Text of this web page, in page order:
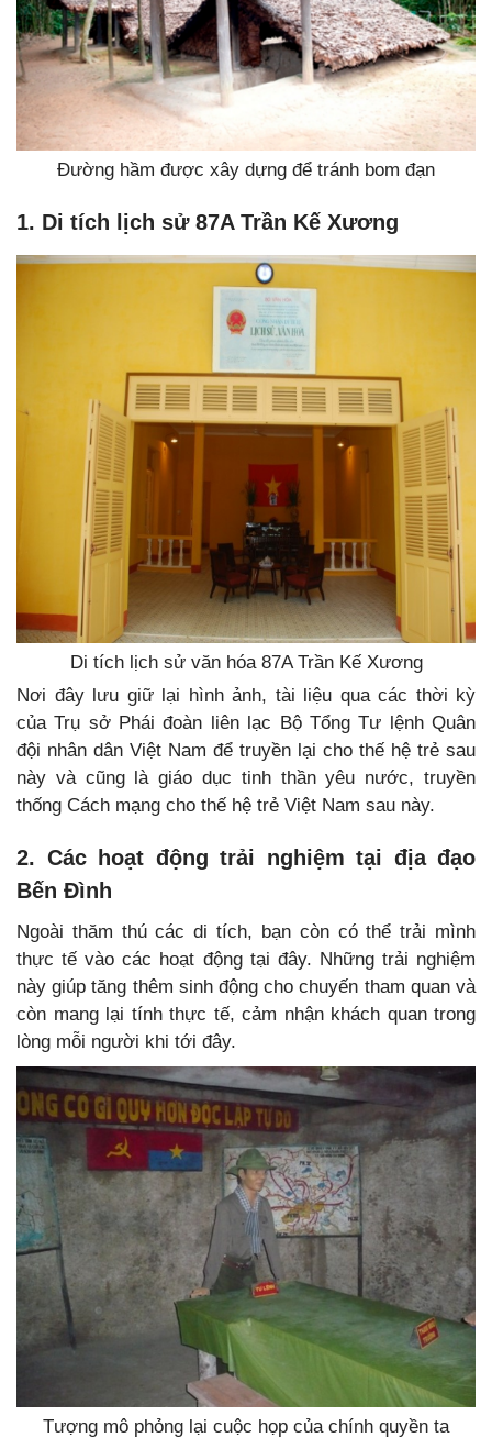
Đường hầm được xây dựng để tránh bom đạn
1. Di tích lịch sử 87A Trần Kế Xương
Di tích lịch sử văn hóa 87A Trần Kế Xương
Nơi đây lưu giữ lại hình ảnh, tài liệu qua các thời kỳ
của Trụ sở Phái đoàn liên lạc Bộ Tổng Tư lệnh Quân
đội nhân dân Việt Nam để truyền lại cho thế hệ trẻ sau
này và cũng là giáo dục tinh thần yêu nước, truyền
thống Cách mạng cho thế hệ trẻ Việt Nam sau này.
2. Các hoạt động trải nghiệm tại địa đạo
Bến Đình
Ngoài thăm thú các di tích, bạn còn có thể trải mình
thực tế vào các hoạt động tại đây. Những trải nghiệm
này giúp tăng thêm sinh động cho chuyến tham quan và
còn mang lại tính thực tế, cảm nhận khách quan trong
lòng mỗi người khi tới đây.
Tượng mô phỏng lại cuộc họp của chính quyền ta